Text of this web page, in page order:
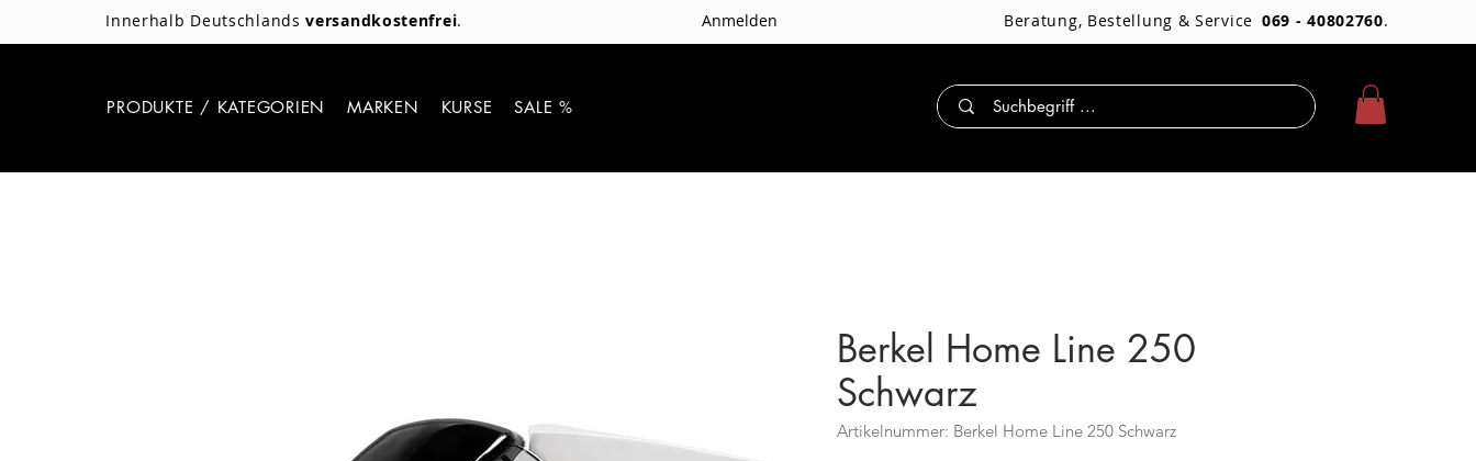
Innerhalb Deutschlandsversandkostenfrei. Anmelden Beratung, Bestellung & Service 069 - 40802760.
PRODUKTE / KATEGORIEN MARKEN KURSE SALE %
Berkel Home Line 250
Schwarz
Artikelnummer: Berkel Home Line 250 Schwarz